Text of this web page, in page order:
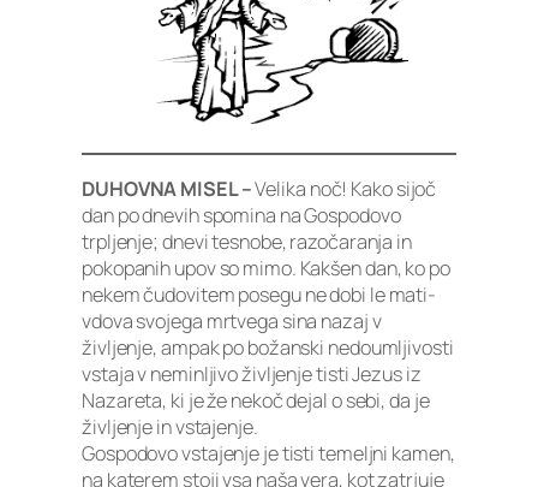
DUHOVNA MISEL –Velika noč! Kako sijoč
dan po dnevih spomina na Gospodovo
trpljenje; dnevi tesnobe, razočaranja in
pokopanih upov so mimo. Kakšen dan, ko po
nekem čudovitem posegu ne dobi le mati-
vdova svojega mrtvega sina nazaj v
življenje, ampak po božanski nedoumljivosti
vstaja v neminljivo življenje tisti Jezus iz
Nazareta, ki je že nekoč dejal o sebi, da je
življenje in vstajenje.
Gospodovo vstajenje je tisti temeljni kamen,
na katerem stoji vsa naša vera, kot zatrjuje